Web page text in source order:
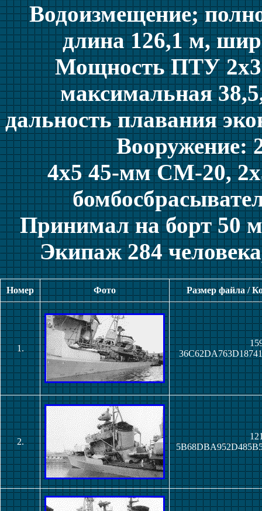
Водоизмещение;
длина 126,1 м,
Мощность ПТУ
максимальная
дальность плавания
Вооружение:
4х5 45-мм СМ-20,
Принимал на борт 50
Экипаж 284
Номер Фото Размер файла /
1.
2.